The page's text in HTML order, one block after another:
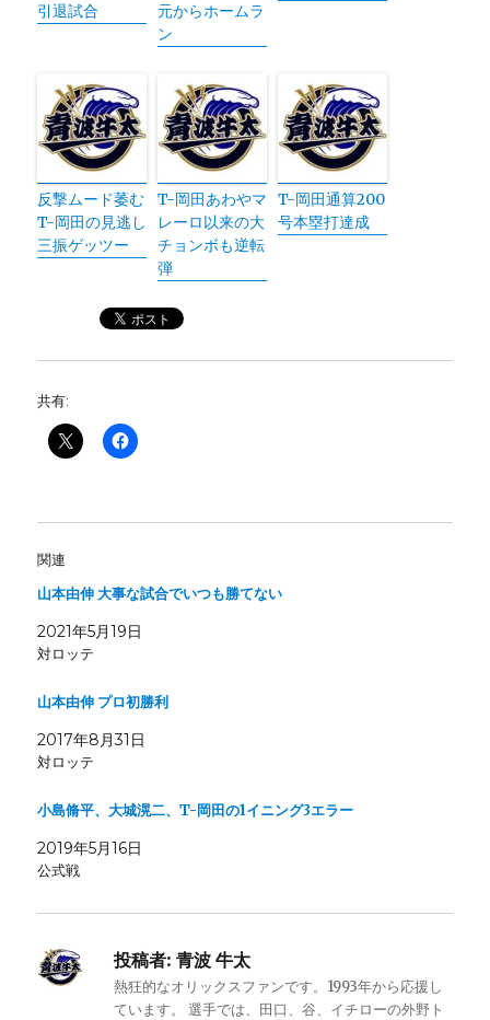
引退試合
元からホームラ
ン
反撃ムード萎む
T-岡田の見逃し
三振ゲッツー
T-岡田あわやマ
レーロ以来の大
チョンボも逆転
弾
T-岡田通算200
号本塁打達成
共有:
関連
山本由伸 大事な試合でいつも勝てない
2021年5月19日
対ロッテ
山本由伸 プロ初勝利
2017年8月31日
対ロッテ
小島脩平、大城滉二、T-岡田の1イニング3エラー
2019年5月16日
公式戦
投稿者: 青波 牛太
熱狂的なオリックスファンです。1993年から応援し
ています。 選手では、田口、谷、イチローの外野ト